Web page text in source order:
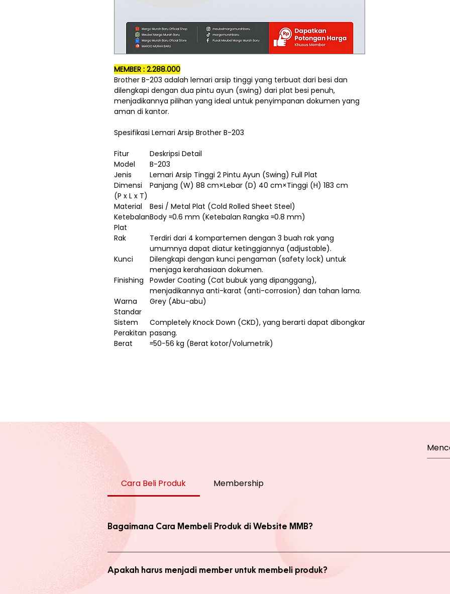
MEMBER : 2.288.000
Brother B-203 adalah lemari arsip tinggi yang terbuat dari besi dan
dilengkapi dengan dua pintu ayun (swing) dari plat besi penuh,
menjadikannya pilihan yang ideal untuk penyimpanan dokumen yang
aman di kantor.
Spesifikasi Lemari Arsip Brother B-203
Fitur
Deskripsi Detail
Model
B-203
Jenis
Lemari Arsip Tinggi 2 Pintu Ayun (Swing) Full Plat
Dimensi
(P x L x T)
Panjang (W) 88 cm×Lebar (D) 40 cm×Tinggi (H) 183 cm
Material
Besi / Metal Plat (Cold Rolled Sheet Steel)
Ketebalan
Plat
Body ≈0.6 mm (Ketebalan Rangka ≈0.8 mm)
Rak
Terdiri dari 4 kompartemen dengan 3 buah rak yang
umumnya dapat diatur ketinggiannya (adjustable).
Kunci
Dilengkapi dengan kunci pengaman (safety lock) untuk
menjaga kerahasiaan dokumen.
Finishing
Powder Coating (Cat bubuk yang dipanggang),
menjadikannya anti-karat (anti-corrosion) dan tahan lama.
Warna
Standar
Grey (Abu-abu)
Sistem
Perakitan
Completely Knock Down (CKD), yang berarti dapat dibongkar
pasang.
Berat
≈50−56 kg (Berat kotor/Volumetrik)
Cara Beli Produk Membership
Bagaimana Cara Membeli Produk di Website MMB?
Ada 2 jenis produk yang ada di website, yaitu produk Member dan Non Member. Anda bisa melakukan
Apakah harus menjadi member untuk membeli produk?